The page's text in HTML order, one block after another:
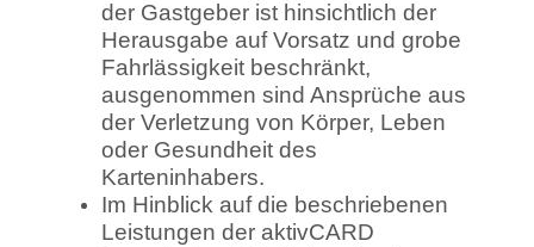
der Gastgeber ist hinsichtlich der
Herausgabe auf Vorsatz und grobe
Fahrlässigkeit beschränkt,
ausgenommen sind Ansprüche aus
der Verletzung von Körper, Leben
oder Gesundheit des
Karteninhabers.
Im Hinblick auf die beschriebenen
Leistungen der aktivCARD